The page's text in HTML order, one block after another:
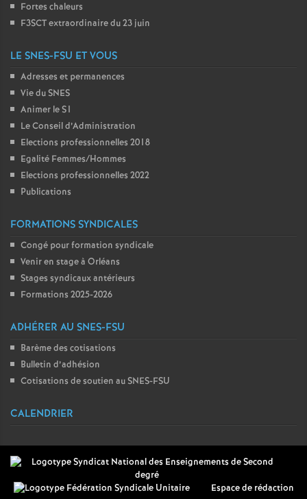
Fortes chaleurs
F3SCT extraordinaire du 23 juin
LE SNES-FSU ET VOUS
Adresses et permanences
Vie du SNES
Animer le S1
Le Conseil d’Administration
Elections professionnelles 2018
Egalité Femmes/Hommes
Elections professionnelles 2022
Publications
FORMATIONS SYNDICALES
Congé pour formation syndicale
Venir en stage à Orléans
Stages syndicaux antérieurs
Formations 2025-2026
ADHÉRER AU SNES-FSU
Barème des cotisations
Bulletin d’adhésion
Cotisations de soutien au SNES-FSU
CALENDRIER
Espace de rédaction